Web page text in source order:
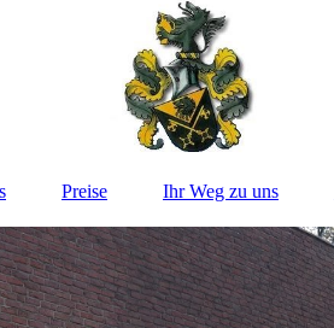
Preise Ihr Weg zu uns